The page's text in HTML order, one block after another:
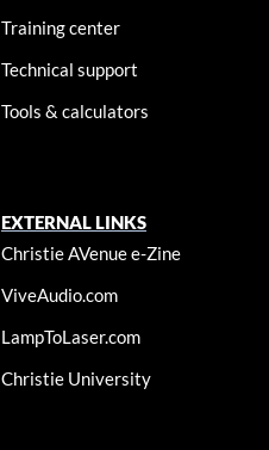
Training center
Technical support
Tools & calculators
EXTERNAL LINKS
Christie AVenue e-Zine
ViveAudio.com
LampToLaser.com
Christie University